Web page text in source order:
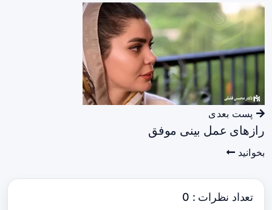
پست بعدی
رازهای عمل بینی موفق
بخوانید
تعداد نظرات : 0